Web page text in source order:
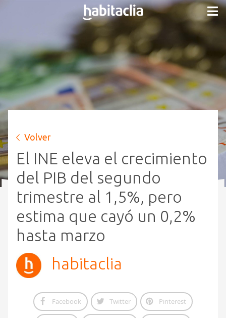
Volver
El INE eleva el crecimiento
del PIB del segundo
trimestre al 1,5%, pero
estima que cayó un 0,2%
hasta marzo
habitaclia
Facebook Twitter Pinterest